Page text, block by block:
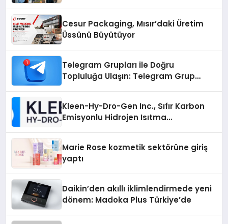
Cesur Packaging, Mısır’daki Üretim
Üssünü Büyütüyor
Telegram Grupları ile Doğru
Topluluğa Ulaşın: Telegram Grup
Kleen-Hy-Dro-Gen Inc., Sıfır Karbon
Emisyonlu Hidrojen Isıtma
Marie Rose kozmetik sektörüne giriş
yaptı
Daikin’den akıllı iklimlendirmede yeni
dönem: Madoka Plus Türkiye’de